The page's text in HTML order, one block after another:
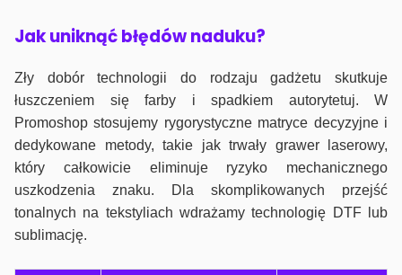
Jak uniknąć błędów naduku?
Zły dobór technologii do rodzaju gadżetu skutkuje
łuszczeniem się farby i spadkiem autorytetuj. W
Promoshop stosujemy rygorystyczne matryce decyzyjne i
dedykowane metody, takie jak trwały grawer laserowy,
który całkowicie eliminuje ryzyko mechanicznego
uszkodzenia znaku. Dla skomplikowanych przejść
tonalnych na tekstyliach wdrażamy technologię DTF lub
sublimację.